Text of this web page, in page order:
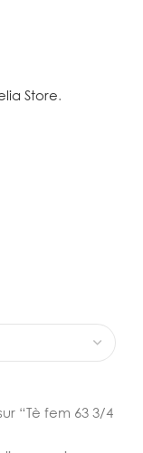
Store.
“Tè fem 63 3/4